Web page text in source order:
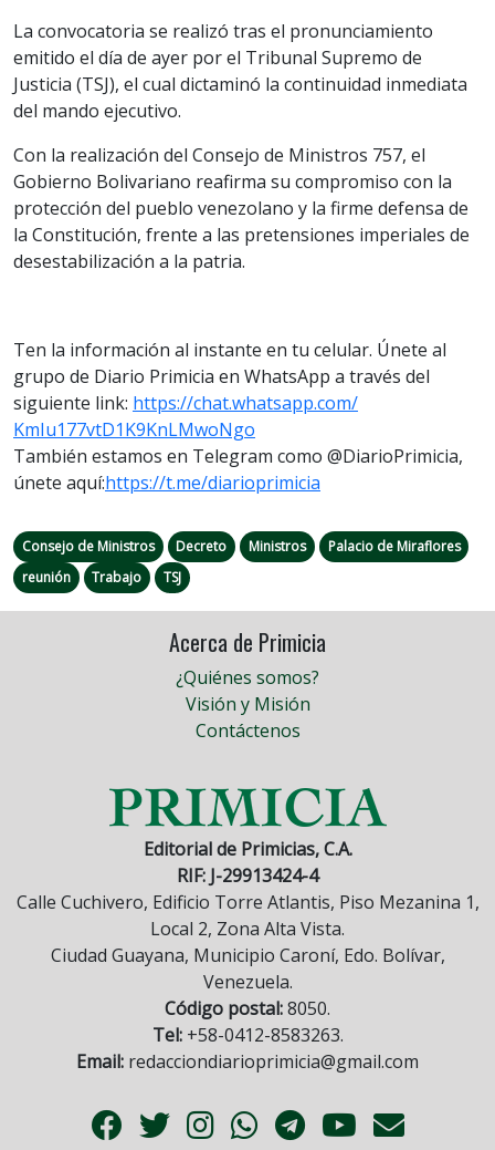
La convocatoria se realizó tras el pronunciamiento
emitido el día de ayer por el Tribunal Supremo de
Justicia (TSJ), el cual dictaminó la continuidad inmediata
del mando ejecutivo.
Con la realización del Consejo de Ministros 757, el
Gobierno Bolivariano reafirma su compromiso con la
protección del pueblo venezolano y la firme defensa de
la Constitución, frente a las pretensiones imperiales de
desestabilización a la patria.
Ten la información al instante en tu celular. Únete al
grupo de Diario Primicia en WhatsApp a través del
siguiente link: https://chat.whatsapp.com/
KmIu177vtD1K9KnLMwoNgo
También estamos en Telegram como @DiarioPrimicia,
únete aquí:https://t.me/diarioprimicia
Consejo de Ministros Decreto Ministros
Palacio de Miraflores
reunión
Trabajo TSJ
Acerca de Primicia
¿Quiénes somos?
Visión y Misión
Contáctenos
Editorial de Primicias, C.A.
RIF: J-29913424-4
Calle Cuchivero, Edificio Torre Atlantis, Piso Mezanina 1,
Local 2, Zona Alta Vista.
Ciudad Guayana, Municipio Caroní, Edo. Bolívar,
Venezuela.
Código postal:8050.
Tel:+58-0412-8583263.
Email: redacciondiarioprimicia@gmail.com